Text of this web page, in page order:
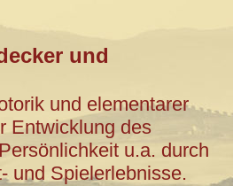
und
und elementarer
Entwicklung des
u.a. durch
und Spielerlebnisse.